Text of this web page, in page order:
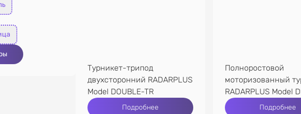
Турникет-трипод
двухсторонний RADARPLUS
Model DOUBLE-TR
Подробнее
Полноростовой
моторизованный
RADARPLUS Model
Подробнее